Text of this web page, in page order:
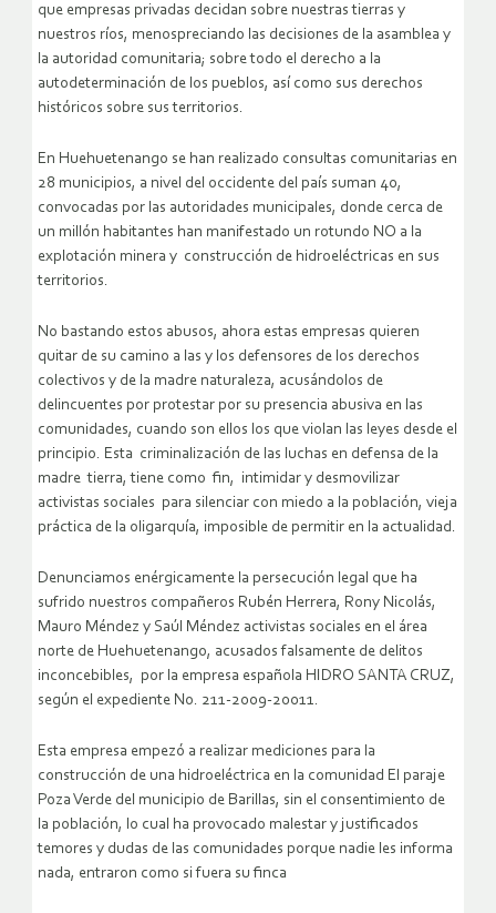
que empresas privadas decidan sobre nuestras tierras y
nuestros ríos, menospreciando las decisiones de la asamblea y
la autoridad comunitaria; sobre todo el derecho a la
autodeterminación de los pueblos, así como sus derechos
históricos sobre sus territorios.
En Huehuetenango se han realizado consultas comunitarias en
28 municipios, a nivel del occidente del país suman 40,
convocadas por las autoridades municipales, donde cerca de
un millón habitantes han manifestado un rotundo NO a la
explotación minera y construcción de hidroeléctricas en sus
territorios.
No bastando estos abusos, ahora estas empresas quieren
quitar de su camino a las y los defensores de los derechos
colectivos y de la madre naturaleza, acusándolos de
delincuentes por protestar por su presencia abusiva en las
comunidades, cuando son ellos los que violan las leyes desde el
principio. Esta criminalización de las luchas en defensa de la
madre tierra, tiene como fin, intimidar y desmovilizar
activistas sociales para silenciar con miedo a la población, vieja
práctica de la oligarquía, imposible de permitir en la actualidad.
Denunciamos enérgicamente la persecución legal que ha
sufrido nuestros compañeros Rubén Herrera, Rony Nicolás,
Mauro Méndez y Saúl Méndez activistas sociales en el área
norte de Huehuetenango, acusados falsamente de delitos
inconcebibles, por la empresa española HIDRO SANTA CRUZ,
según el expediente No. 211-2009-20011.
Esta empresa empezó a realizar mediciones para la
construcción de una hidroeléctrica en la comunidad El paraje
Poza Verde del municipio de Barillas, sin el consentimiento de
la población, lo cual ha provocado malestar y justificados
temores y dudas de las comunidades porque nadie les informa
nada, entraron como si fuera su finca